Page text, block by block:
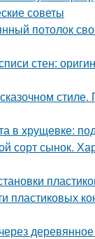
советы
потолок
стен:
в хрущевке:
сорт сынок.
пластиковых